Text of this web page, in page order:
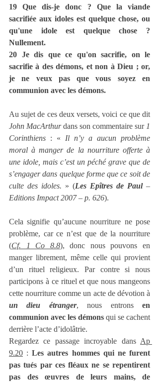
19 Que dis-je donc ? Que la viande
sacrifiée aux idoles est quelque chose, ou
qu'une idole est quelque chose ?
Nullement.
20 Je dis que ce qu'on sacrifie, on le
sacrifie à des démons, et non à Dieu ; or,
je ne veux pas que vous soyez en
communion avec les démons.
John MacArthur dans son commentaire sur 1
Corinthiens : « Il n’y a aucun problème
moral à manger de la nourriture offerte à
une idole, mais c’est un péché grave que de
s’engager dans quelque forme que ce soit de
culte des idoles. » (Les Epîtres de Paul –
Editions Impact 2007 – p. 626).
Cela signifie qu’aucune nourriture ne pose
problème, car ce n’est que de la nourriture
(Cf. 1 Co 8.8), donc nous pouvons en
manger librement, même celle qui provient
d’un rituel religieux. Par contre si nous
participons à ce rituel et que nous mangeons
un dieu étranger, nous entrons en
communion avec les démons qui se cachent
derrière l’acte d’idolâtrie.
Regardez ce passage incroyable dans Ap
9.20 : Les autres hommes qui ne furent
pas tués par ces fléaux ne se repentirent
pas des œuvres de leurs mains, de